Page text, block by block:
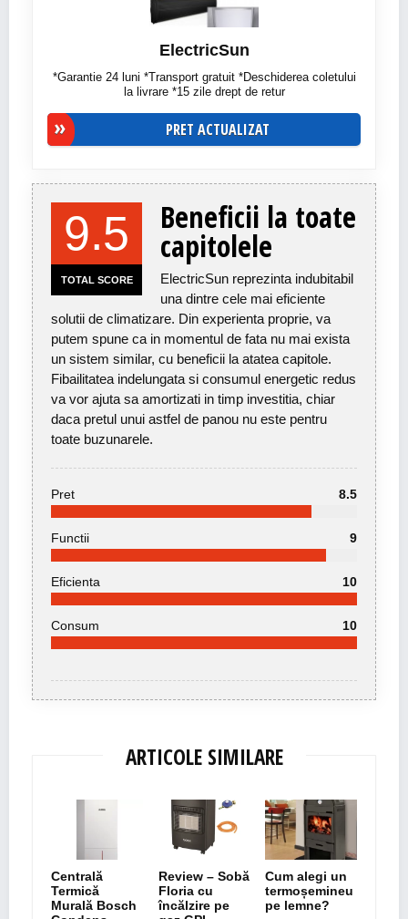
ElectricSun
*Garantie 24 luni *Transport gratuit *Deschiderea coletului
la livrare *15 zile drept de retur
PRET ACTUALIZAT
9.5
TOTAL SCORE
Beneficii la toate
capitolele
ElectricSun reprezinta indubitabil
una dintre cele mai eficiente
solutii de climatizare. Din experienta proprie, va
putem spune ca in momentul de fata nu mai exista
un sistem similar, cu beneficii la atatea capitole.
Fibailitatea indelungata si consumul energetic redus
va vor ajuta sa amortizati in timp investitia, chiar
daca pretul unui astfel de panou nu este pentru
toate buzunarele.
Pret 8.5
Functii 9
Eficienta 10
Consum 10
ARTICOLE SIMILARE
Centrală
Termică
Murală Bosch
Review – Sobă
Floria cu
încălzire pe
Cum alegi un
termoșemineu
pe lemne?